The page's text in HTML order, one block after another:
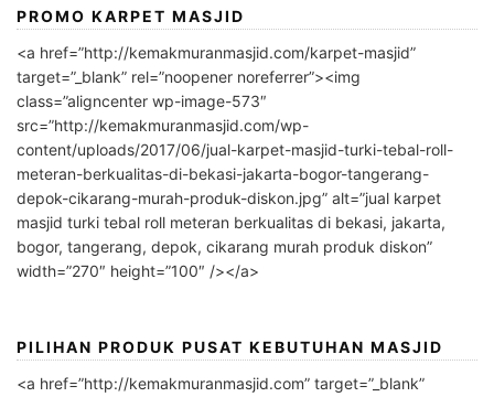
PROMO KARPET MASJID
<a href=”http://kemakmuranmasjid.com/karpet-masjid”
target=”_blank” rel=”noopener noreferrer”><img
class=”aligncenter wp-image-573″
src=”http://kemakmuranmasjid.com/wp-
content/uploads/2017/06/jual-karpet-masjid-turki-tebal-roll-
meteran-berkualitas-di-bekasi-jakarta-bogor-tangerang-
depok-cikarang-murah-produk-diskon.jpg” alt=”jual karpet
masjid turki tebal roll meteran berkualitas di bekasi, jakarta,
bogor, tangerang, depok, cikarang murah produk diskon”
width=”270″ height=”100″ /></a>
PILIHAN PRODUK PUSAT KEBUTUHAN MASJID
<a href=”http://kemakmuranmasjid.com” target=”_blank”